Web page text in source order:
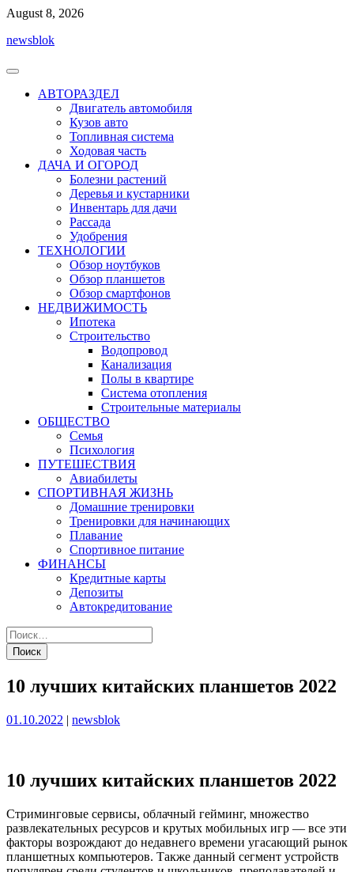
Перейти
содержимому
August 8, 2026
newsblok
АВТОРАЗДЕЛ
Двигатель автомобиля
Кузов авто
Топливная система
Ходовая часть
ДАЧА И ОГОРОД
Болезни растений
Деревья и кустарники
Инвентарь для дачи
Рассада
Удобрения
ТЕХНОЛОГИИ
Обзор ноутбуков
Обзор планшетов
Обзор смартфонов
НЕДВИЖИМОСТЬ
Ипотека
Строительство
Водопровод
Канализация
Полы в квартире
Система отопления
Строительные материалы
ОБЩЕСТВО
Семья
Психология
ПУТЕШЕСТВИЯ
Авиабилеты
СПОРТИВНАЯ ЖИЗНЬ
Домашние тренировки
Тренировки для начинающих
Плавание
Спортивное питание
ФИНАНСЫ
Кредитные карты
Депозиты
Автокредитование
10 лучших китайских планшетов 2022
Опубликовано
01.10.2022 | Опубликовано
newsblok
10 лучших китайских планшетов 2022
Стриминговые сервисы, облачный гейминг, множество
развлекательных ресурсов и крутых мобильных игр — все эти
факторы возрождают до недавнего времени угасающий рынок
планшетных компьютеров. Также данный сегмент устройств